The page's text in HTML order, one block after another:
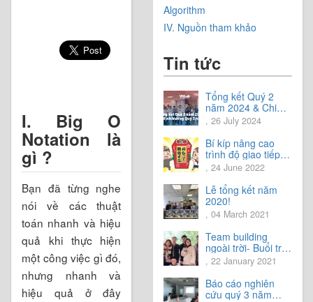
I. Big O
Notation là
gì ?
Bạn đã từng nghe
nói về các thuật
toán nhanh và hiệu
quả khi thực hiện
một công việc gì đó,
nhưng nhanh và
hiệu quả ở đây
Algorithm
IV. Nguồn tham khảo
Tin tức
Tổng kết Quý 2
năm 2024 & Chia
sẻ định hướng Quý
3 năm 2024
, 26 July 2024
Bí kíp nâng cao
trình độ giao tiếp
tiếng Nhật.
, 24 June 2022
Lễ tổng kết năm
2020!
, 04 March 2021
Team building
ngoài trời- Buổi trải
nghiệm tuyệt vời.
, 22 January 2021
Báo cáo nghiên
cứu quý 3 năm